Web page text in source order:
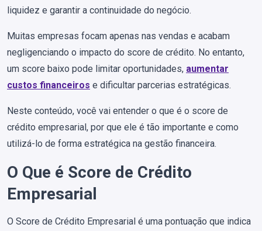
liquidez e garantir a continuidade do negócio.
Muitas empresas focam apenas nas vendas e acabam
negligenciando o impacto do score de crédito. No entanto,
um score baixo pode limitar oportunidades, aumentar
custos financeiros e dificultar parcerias estratégicas.
Neste conteúdo, você vai entender o que é o score de
crédito empresarial, por que ele é tão importante e como
utilizá-lo de forma estratégica na gestão financeira.
O Que é Score de Crédito
Empresarial
O Score de Crédito Empresarial é uma pontuação que indica